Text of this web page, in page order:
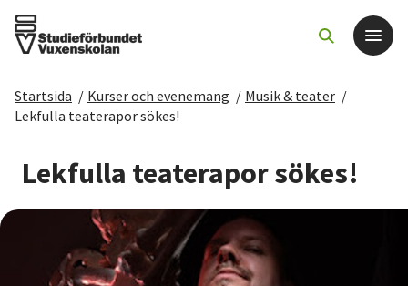
Det här gör vi
För dig som
Sök kurser och evenemang
Om SV
Startsida / Kurser och evenemang / Musik & teater /
Lekfulla teaterapor sökes!
Lekfulla teaterapor sökes!